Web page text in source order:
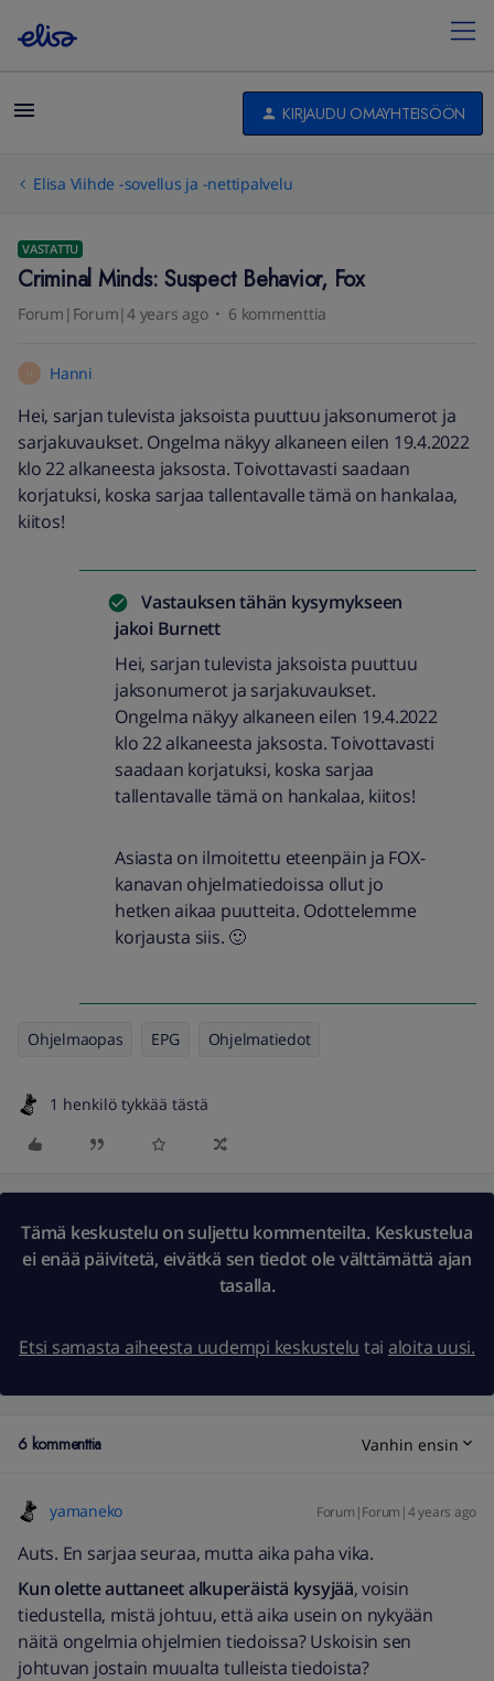
KIRJAUDU OMAYHTEISÖÖN
Elisa Viihde -sovellus ja -nettipalvelu
VASTATTU
Criminal Minds: Suspect Behavior, Fox
Forum|Forum|4 years ago 6 kommenttia
H Hanni
Hei, sarjan tulevista jaksoista puuttuu jaksonumerot ja
sarjakuvaukset. Ongelma näkyy alkaneen eilen 19.4.2022
klo 22 alkaneesta jaksosta. Toivottavasti saadaan
korjatuksi, koska sarjaa tallentavalle tämä on hankalaa,
kiitos!
Vastauksen tähän kysymykseen
jakoi Burnett
Hei, sarjan tulevista jaksoista puuttuu
jaksonumerot ja sarjakuvaukset.
Ongelma näkyy alkaneen eilen 19.4.2022
klo 22 alkaneesta jaksosta. Toivottavasti
saadaan korjatuksi, koska sarjaa
tallentavalle tämä on hankalaa, kiitos!
Asiasta on ilmoitettu eteenpäin ja FOX-
kanavan ohjelmatiedoissa ollut jo
hetken aikaa puutteita. Odottelemme
korjausta siis. 🙂
Ohjelmaopas EPG Ohjelmatiedot
1 henkilö tykkää tästä
Tämä keskustelu on suljettu kommenteilta. Keskustelua
ei enää päivitetä, eivätkä sen tiedot ole välttämättä ajan
tasalla.
Etsi samasta aiheesta uudempi keskustelu tai aloita uusi.
6 kommenttia Vanhin ensin
yamaneko Forum|Forum|4 years ago
Auts. En sarjaa seuraa, mutta aika paha vika.
Kun olette auttaneet alkuperäistä kysyjää, voisin
tiedustella, mistä johtuu, että aika usein on nykyään
näitä ongelmia ohjelmien tiedoissa? Uskoisin sen
johtuvan jostain muualta tulleista tiedoista?